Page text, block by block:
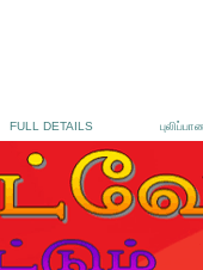
FULL DETAILS